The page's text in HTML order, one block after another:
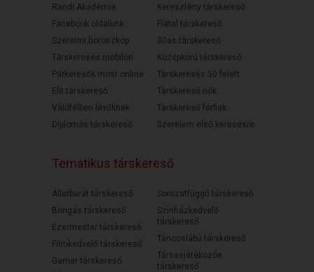
Randi Akadémia
Facebook oldalunk
Szerelmi horoszkóp
Társkeresés mobilon
Párkeresők most online
Elit társkereső
Válófélben lévőknek
Diplomás társkereső
Keresztény társkereső
Fiatal társkereső
30as társkereső
Középkorú társkereső
Társkeresés 50 felett
Társkereső nők
Társkereső férfiak
Szerelem első keresésre
Tematikus társkereső
Állatbarát társkereső
Bringás társkereső
Ezermester társkereső
Filmkedvelő társkereső
Gamer társkereső
Sorozatfüggő társkereső
Színházkedvelő
társkereső
Táncoslábú társkereső
Társasjátékozós
társkereső